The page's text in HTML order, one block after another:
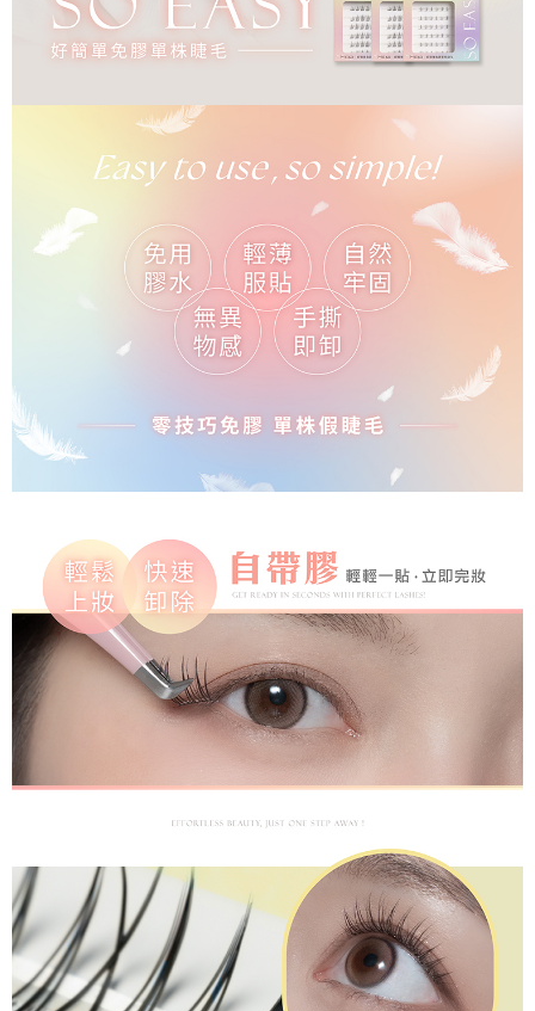
３．未成年的使用者請事先徵得法定代理人或監護人之同意方可使用
「AFTEE先享後付」，若未經同意申辦者引起之損失，本公司不負相關責
任。
請求用戶進行身份認證。
５．嚴禁一人註冊多個帳號或使用他人資訊註冊。若發現惡意使用之情形，
恩沛科技股份有限公司將有權停止該用戶之使用額度並採取法律行動。
國家/地區配送 查看運費